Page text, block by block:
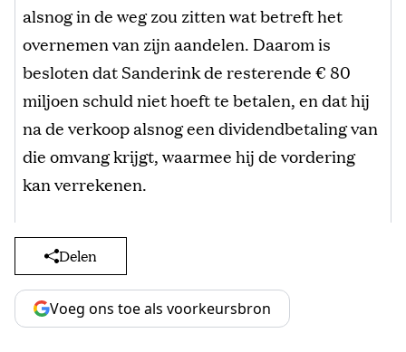
alsnog in de weg zou zitten wat betreft het
overnemen van zijn aandelen. Daarom is
besloten dat Sanderink de resterende € 80
miljoen schuld niet hoeft te betalen, en dat hij
na de verkoop alsnog een dividendbetaling van
die omvang krijgt, waarmee hij de vordering
kan verrekenen.
Delen
Voeg ons toe als voorkeursbron